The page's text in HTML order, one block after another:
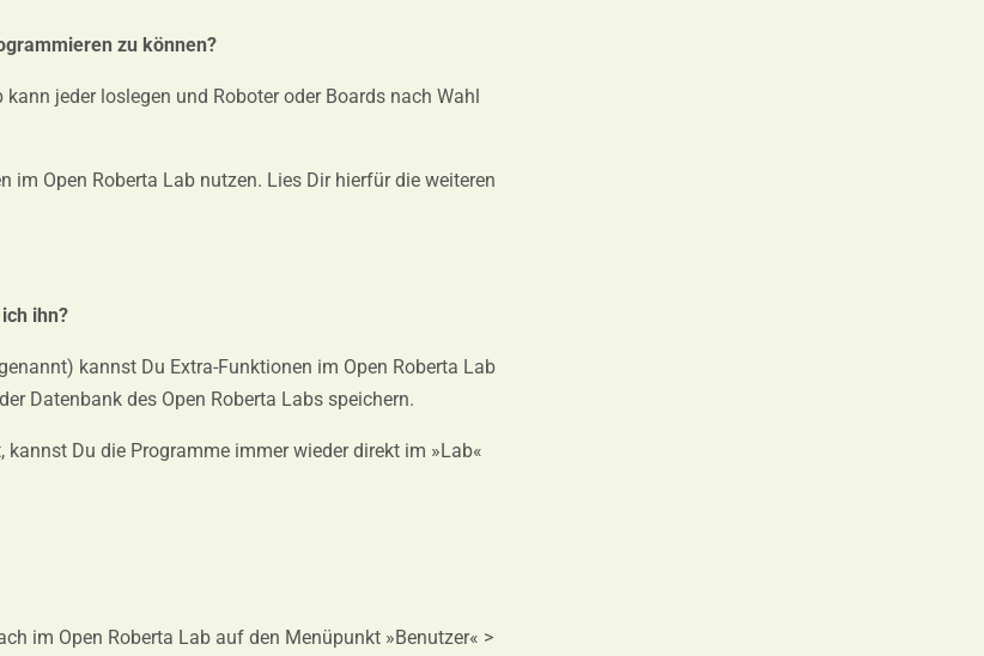
zu können?
jeder loslegen und Roboter oder Boards nach Wahl
Open Roberta Lab nutzen. Lies Dir hierfür die weiteren
ihn?
kannst Du Extra-Funktionen im Open Roberta Lab
Datenbank des Open Roberta Labs speichern.
Du die Programme immer wieder direkt im »Lab«
im Open Roberta Lab auf den Menüpunkt »Benutzer« >